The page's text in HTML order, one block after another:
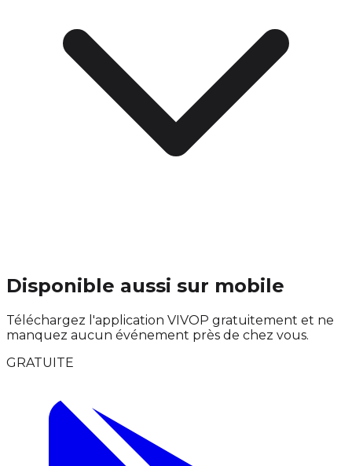
Disponible aussi sur mobile
Téléchargez l'application VIVOP gratuitement et ne
manquez aucun événement près de chez vous.
GRATUITE